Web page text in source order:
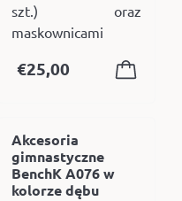
szt.) oraz
maskownicami
€25,00
Akcesoria
gimnastyczne
BenchK A076 w
kolorze dębu